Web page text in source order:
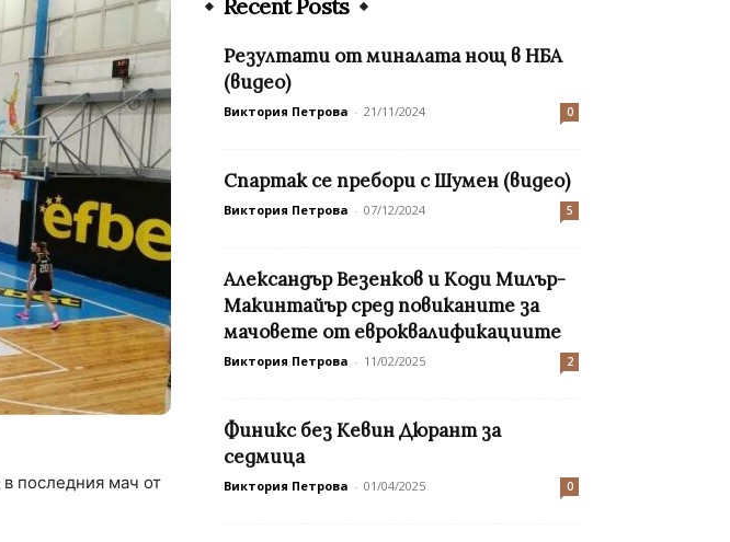
в последния мач от
Recent Posts
Резултати от миналата нощ в НБА
(видео)
Виктория Петрова - 21/11/2024 0
Спартак се пребори с Шумен (видео)
Виктория Петрова - 07/12/2024 5
Александър Везенков и Коди Милър-
Макинтайър сред повиканите за
мачовете от евроквалификациите
Виктория Петрова - 11/02/2025 2
Финикс без Кевин Дюрант за
седмица
Виктория Петрова - 01/04/2025 0